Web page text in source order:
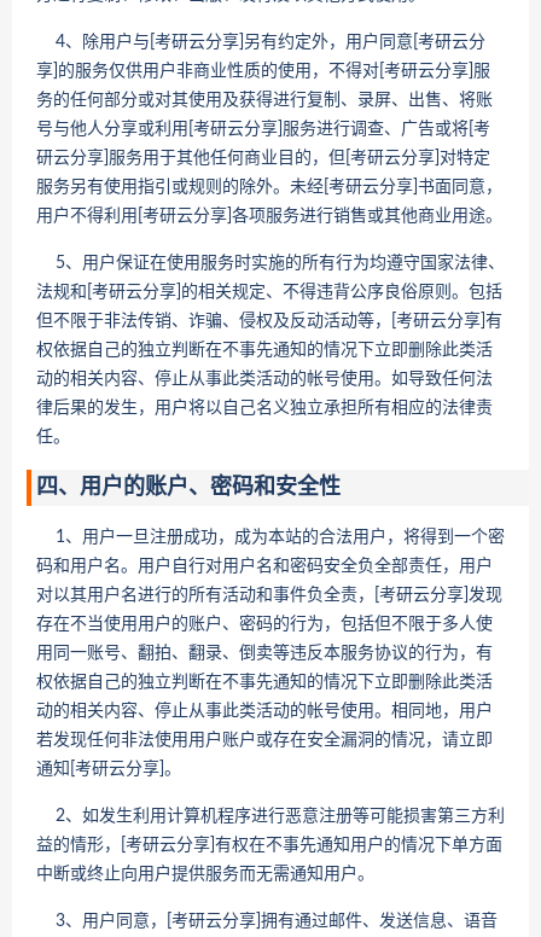
4、除用户与[考研云分享]另有约定外，用户同意[考研云分
享]的服务仅供用户非商业性质的使用，不得对[考研云分享]服
务的任何部分或对其使用及获得进行复制、录屏、出售、将账
号与他人分享或利用[考研云分享]服务进行调查、广告或将[考
研云分享]服务用于其他任何商业目的，但[考研云分享]对特定
服务另有使用指引或规则的除外。未经[考研云分享]书面同意，
用户不得利用[考研云分享]各项服务进行销售或其他商业用途。
5、用户保证在使用服务时实施的所有行为均遵守国家法律、
法规和[考研云分享]的相关规定、不得违背公序良俗原则。包括
但不限于非法传销、诈骗、侵权及反动活动等，[考研云分享]有
权依据自己的独立判断在不事先通知的情况下立即删除此类活
动的相关内容、停止从事此类活动的帐号使用。如导致任何法
律后果的发生，用户将以自己名义独立承担所有相应的法律责
任。
四、用户的账户、密码和安全性
1、用户一旦注册成功，成为本站的合法用户，将得到一个密
码和用户名。用户自行对用户名和密码安全负全部责任，用户
对以其用户名进行的所有活动和事件负全责，[考研云分享]发现
存在不当使用用户的账户、密码的行为，包括但不限于多人使
用同一账号、翻拍、翻录、倒卖等违反本服务协议的行为，有
权依据自己的独立判断在不事先通知的情况下立即删除此类活
动的相关内容、停止从事此类活动的帐号使用。相同地，用户
若发现任何非法使用用户账户或存在安全漏洞的情况，请立即
通知[考研云分享]。
2、如发生利用计算机程序进行恶意注册等可能损害第三方利
益的情形，[考研云分享]有权在不事先通知用户的情况下单方面
中断或终止向用户提供服务而无需通知用户。
3、用户同意，[考研云分享]拥有通过邮件、发送信息、语音